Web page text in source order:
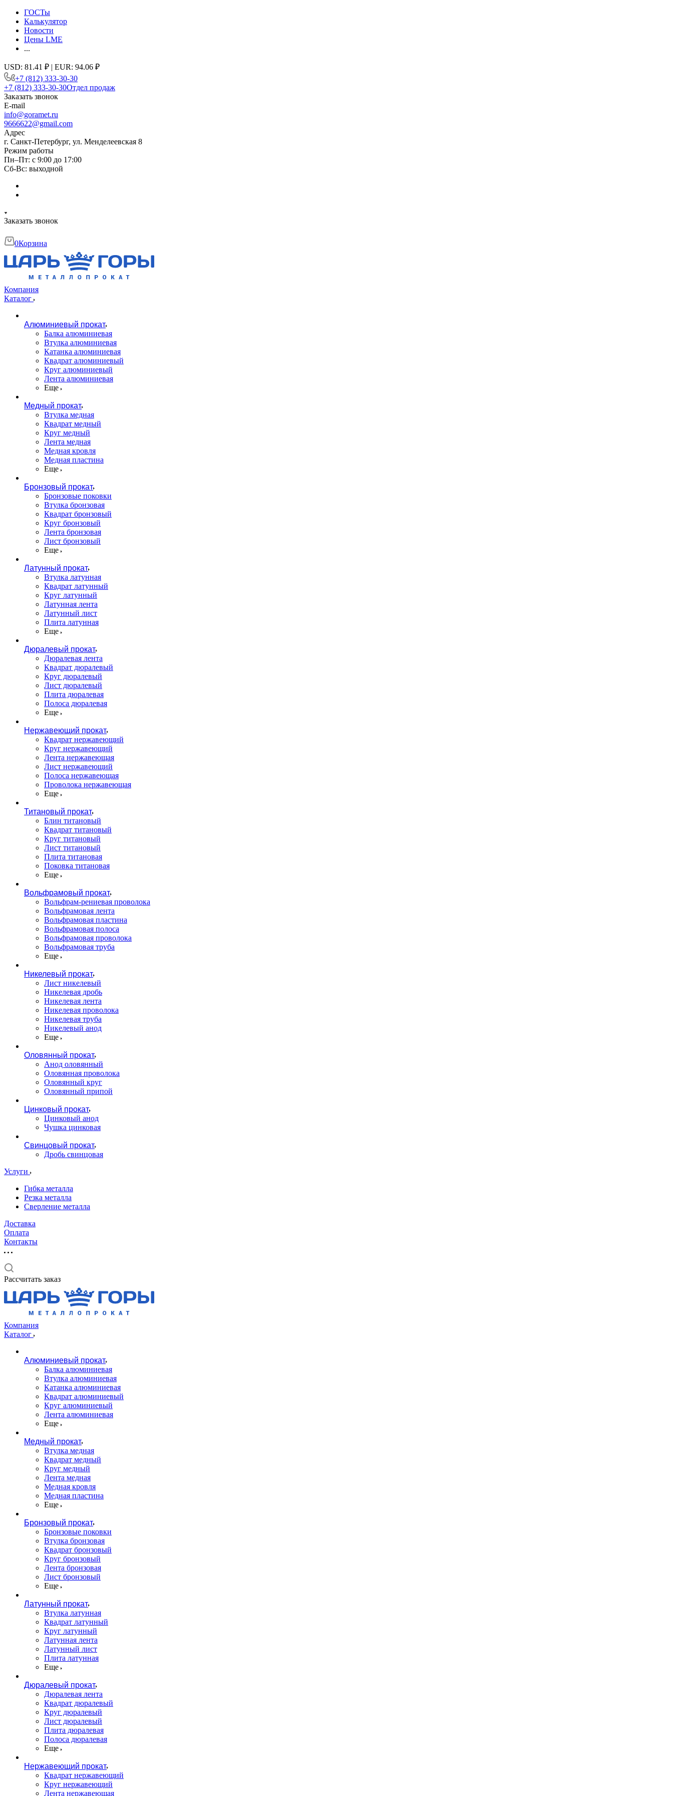
ГОСТы
Калькулятор
Новости
Цены LME
...
USD: 81.41 ₽ | EUR: 94.06 ₽
+7 (812) 333-30-30
+7 (812) 333-30-30Отдел продаж
Заказать звонок
E-mail
info@goramet.ru
9666622@gmail.com
Адрес
г. Санкт-Петербург, ул. Менделеевская 8
Режим работы
Пн–Пт: с 9:00 до 17:00
Сб-Вс: выходной
Заказать звонок
0Корзина
Компания
Каталог
Алюминиевый прокат
Балка алюминиевая
Втулка алюминиевая
Катанка алюминиевая
Квадрат алюминиевый
Круг алюминиевый
Лента алюминиевая
Еще
Медный прокат
Втулка медная
Квадрат медный
Круг медный
Лента медная
Медная кровля
Медная пластина
Еще
Бронзовый прокат
Бронзовые поковки
Втулка бронзовая
Квадрат бронзовый
Круг бронзовый
Лента бронзовая
Лист бронзовый
Еще
Латунный прокат
Втулка латунная
Квадрат латунный
Круг латунный
Латунная лента
Латунный лист
Плита латунная
Еще
Дюралевый прокат
Дюралевая лента
Квадрат дюралевый
Круг дюралевый
Лист дюралевый
Плита дюралевая
Полоса дюралевая
Еще
Нержавеющий прокат
Квадрат нержавеющий
Круг нержавеющий
Лента нержавеющая
Лист нержавеющий
Полоса нержавеющая
Проволока нержавеющая
Еще
Титановый прокат
Блин титановый
Квадрат титановый
Круг титановый
Лист титановый
Плита титановая
Поковка титановая
Еще
Вольфрамовый прокат
Вольфрам-рениевая проволока
Вольфрамовая лента
Вольфрамовая пластина
Вольфрамовая полоса
Вольфрамовая проволока
Вольфрамовая труба
Еще
Никелевый прокат
Лист никелевый
Никелевая дробь
Никелевая лента
Никелевая проволока
Никелевая труба
Никелевый анод
Еще
Оловянный прокат
Анод оловянный
Оловянная проволока
Оловянный круг
Оловянный припой
Цинковый прокат
Цинковый анод
Чушка цинковая
Свинцовый прокат
Дробь свинцовая
Услуги
Гибка металла
Резка металла
Сверление металла
Доставка
Оплата
Контакты
Рассчитать заказ
Компания
Каталог
Алюминиевый прокат
Балка алюминиевая
Втулка алюминиевая
Катанка алюминиевая
Квадрат алюминиевый
Круг алюминиевый
Лента алюминиевая
Еще
Медный прокат
Втулка медная
Квадрат медный
Круг медный
Лента медная
Медная кровля
Медная пластина
Еще
Бронзовый прокат
Бронзовые поковки
Втулка бронзовая
Квадрат бронзовый
Круг бронзовый
Лента бронзовая
Лист бронзовый
Еще
Латунный прокат
Втулка латунная
Квадрат латунный
Круг латунный
Латунная лента
Латунный лист
Плита латунная
Еще
Дюралевый прокат
Дюралевая лента
Квадрат дюралевый
Круг дюралевый
Лист дюралевый
Плита дюралевая
Полоса дюралевая
Еще
Нержавеющий прокат
Квадрат нержавеющий
Круг нержавеющий
Лента нержавеющая